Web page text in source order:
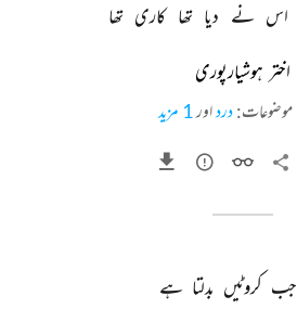
اس نے دیا تھا کاری تھا
اختر ہوشیارپوری
موضوعات:درداور1 مزید
جب کروٹیں بدلتا ہے